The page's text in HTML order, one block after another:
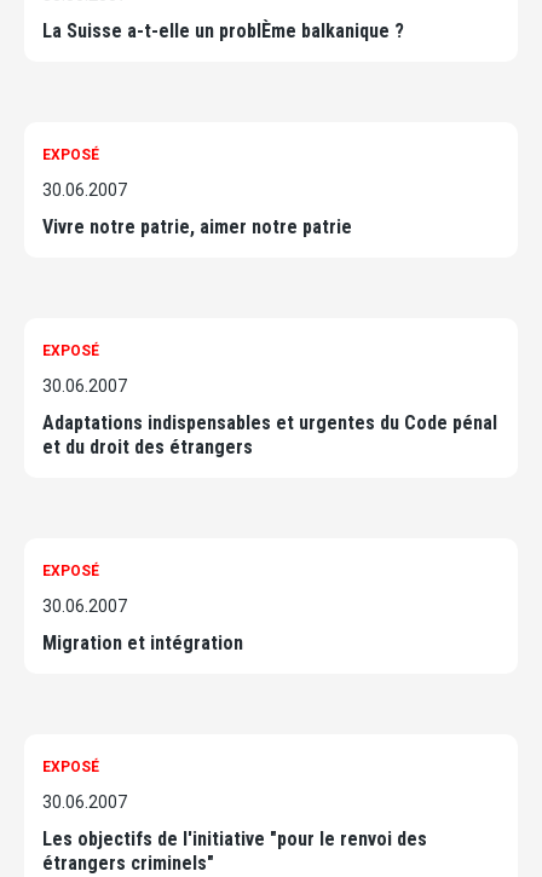
La Suisse a-t-elle un problÈme balkanique ?
EXPOSÉ
30.06.2007
Vivre notre patrie, aimer notre patrie
EXPOSÉ
30.06.2007
Adaptations indispensables et urgentes du Code pénal
et du droit des étrangers
EXPOSÉ
30.06.2007
Migration et intégration
EXPOSÉ
30.06.2007
Les objectifs de l'initiative "pour le renvoi des
étrangers criminels"